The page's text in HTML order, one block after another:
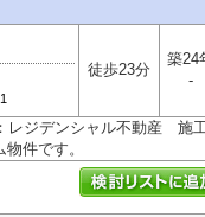
徒歩23分
築24
-
レジデンシャル不動産 施
件です。